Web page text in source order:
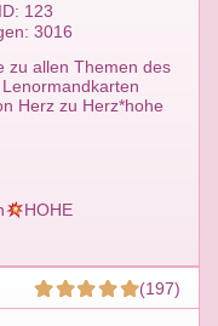
zu allen Themen des
Herz zu Herz*hohe
HOHE
123
3016
(197)